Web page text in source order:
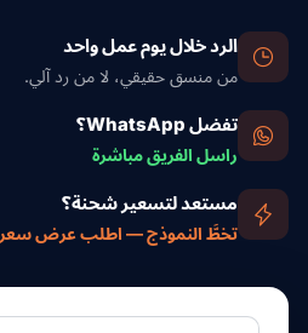
الرد خلال يوم عمل واحد
من منسق حقيقي، لا من رد آلي.
تفضل WhatsApp؟
راسل الفريق مباشرة
مستعد لتسعير شحنة؟
تخطَّ النموذج — اطلب عرض سعر